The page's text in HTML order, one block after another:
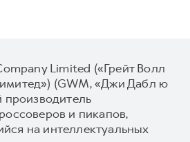
Limited («Грейт Волл
(GWM, «Джи Дабл ю
производитель
и пикапов,
на интеллектуальных